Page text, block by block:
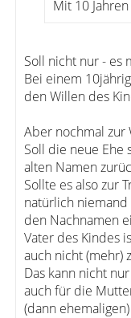
Mit 10
Soll nicht nur - es
Bei einem
den Willen des
Aber nochmal zur
Soll die neue Ehe
alten Namen
Sollte es also zur
natürlich
den Nachnamen
Vater des Kindes
auch nicht (mehr)
Das kann nicht
auch für die
(dann